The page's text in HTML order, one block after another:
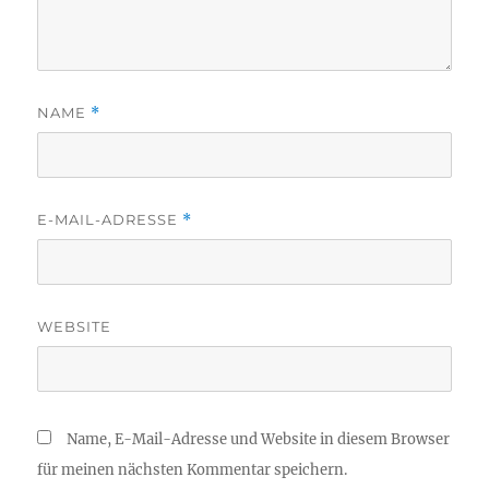
NAME *
E-MAIL-ADRESSE *
WEBSITE
Name, E-Mail-Adresse und Website in diesem Browser
für meinen nächsten Kommentar speichern.